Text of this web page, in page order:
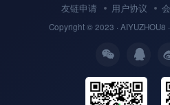
友链申请 用户协议
Copyright © 2023 · AIYUZHOU8